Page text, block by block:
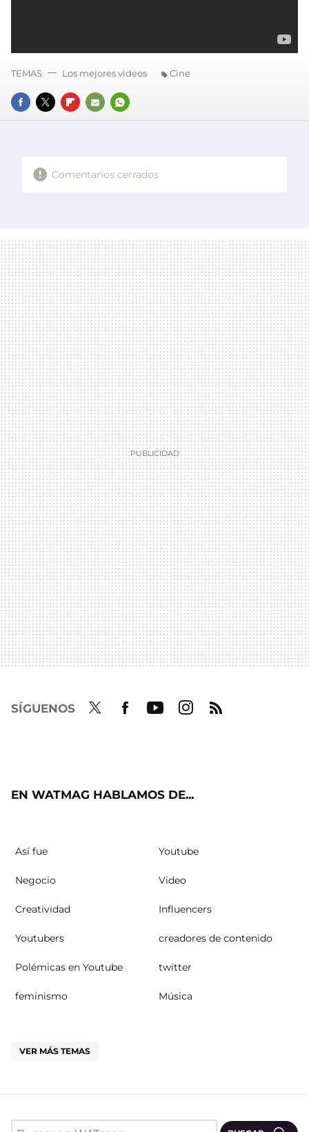
FACEBOOK
TWITTERFLIPBOARD
E-
WHATSAPP
TEMAS Los mejores videos Cine
Comentarios cerrados
SÍGUENOS
EN WATMAG HABLAMOS DE...
Así fue Youtube
Negocio Video
Creatividad Influencers
Youtubers creadores de contenido
Polémicas en Youtube twitter
feminismo Música
VER MÁS TEMAS